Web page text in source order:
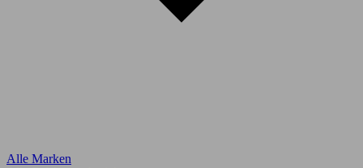
Alle Marken